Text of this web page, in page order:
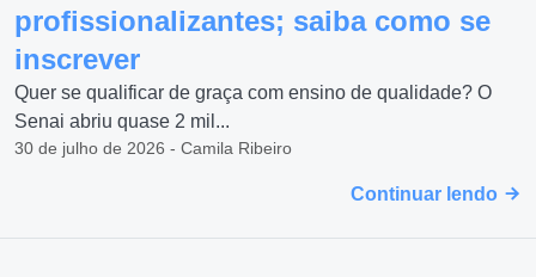
profissionalizantes; saiba como se
inscrever
Quer se qualificar de graça com ensino de qualidade? O
Senai abriu quase 2 mil...
30 de julho de 2026 - Camila Ribeiro
Continuar lendo